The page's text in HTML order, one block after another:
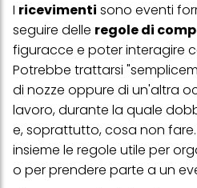
I ricevimenti sono eventi
seguire delle regole di
figuracce e poter interagire
Potrebbe trattarsi
di nozze oppure di un'altra
lavoro, durante la quale
e, soprattutto, cosa non
insieme le regole utile per
o per prendere parte a un